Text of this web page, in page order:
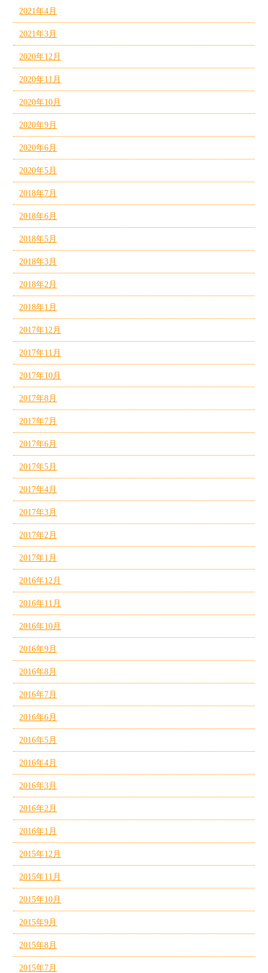
2021年4月
2021年3月
2020年12月
2020年11月
2020年10月
2020年9月
2020年6月
2020年5月
2018年7月
2018年6月
2018年5月
2018年3月
2018年2月
2018年1月
2017年12月
2017年11月
2017年10月
2017年8月
2017年7月
2017年6月
2017年5月
2017年4月
2017年3月
2017年2月
2017年1月
2016年12月
2016年11月
2016年10月
2016年9月
2016年8月
2016年7月
2016年6月
2016年5月
2016年4月
2016年3月
2016年2月
2016年1月
2015年12月
2015年11月
2015年10月
2015年9月
2015年8月
2015年7月